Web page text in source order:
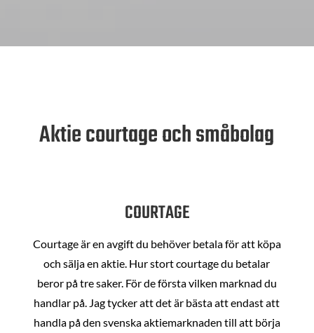
Aktie courtage och småbolag
COURTAGE
Courtage är en avgift du behöver betala för att köpa
och sälja en aktie. Hur stort courtage du betalar
beror på tre saker. För de första vilken marknad du
handlar på. Jag tycker att det är bästa att endast att
handla på den svenska aktiemarknaden till att börja